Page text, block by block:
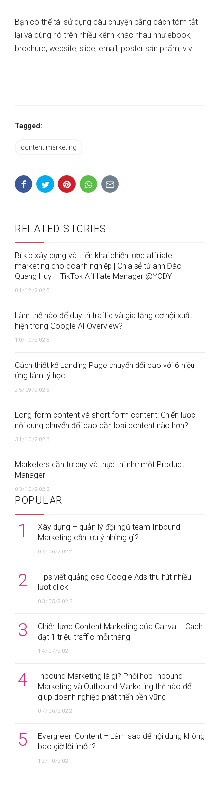
Bạn có thể tái sử dụng câu chuyện bằng cách tóm tắt
lại và dùng nó trên nhiều kênh khác nhau như ebook,
brochure, website, slide, email, poster sản phẩm, v.v…
Tagged:
content marketing
RELATED STORIES
Bí kíp xây dựng và triển khai chiến lược affiliate
marketing cho doanh nghiệp | Chia sẻ từ anh Đào
Quang Huy – TikTok Affiliate Manager @YODY
01/12/2025
Làm thế nào để duy trì traffic và gia tăng cơ hội xuất
hiện trong Google AI Overview?
10/10/2025
Cách thiết kế Landing Page chuyển đổi cao với 6 hiệu
ứng tâm lý học
25/09/2025
Long-form content và short-form content: Chiến lược
nội dung chuyển đổi cao cần loại content nào hơn?
31/10/2023
Marketers cần tư duy và thực thi như một Product
Manager
03/10/2023
POPULAR
1
Xây dựng – quản lý đội ngũ team Inbound
Marketing cần lưu ý những gì?
07/06/2022
2
Tips viết quảng cáo Google Ads thu hút nhiều
lượt click
03/05/2023
3
Chiến lược Content Marketing của Canva – Cách
đạt 1 triệu traffic mỗi tháng
14/07/2021
4
Inbound Marketing là gì? Phối hợp Inbound
Marketing và Outbound Marketing thế nào để
giúp doanh nghiệp phát triển bền vững
07/06/2022
5
Evergreen Content – Làm sao để nội dung không
bao giờ lỗi ‘mốt’?
12/10/2021